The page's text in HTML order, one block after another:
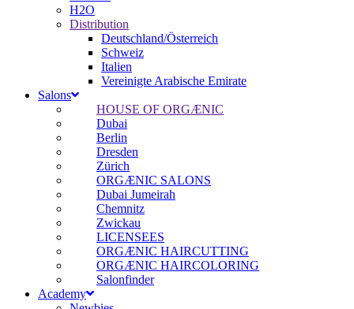
H2O
Distribution
Deutschland/Österreich
Schweiz
Italien
Vereinigte Arabische Emirate
Salons
HOUSE OF ORGÆNIC
Dubai
Berlin
Dresden
Zürich
ORGÆNIC SALONS
Dubai Jumeirah
Chemnitz
Zwickau
LICENSEES
ORGÆNIC HAIRCUTTING
ORGÆNIC HAIRCOLORING
Salonfinder
Academy